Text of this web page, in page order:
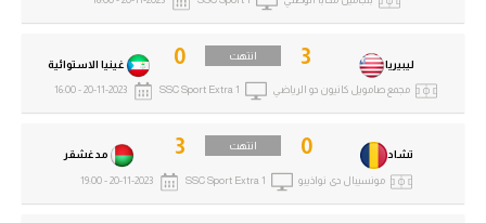
تشاد 0 انتهت
مدغشقر 3
مونسيبال دى نواذيبو SSC Sport Extra 1
20-11-2023 - 19:00
ليبيريا 3 انتهت
غينيا الاستوائية 0
مجمع صامويل كانيون دو الرياضي SSC Sport Extra 1
20-11-2023 - 16:00